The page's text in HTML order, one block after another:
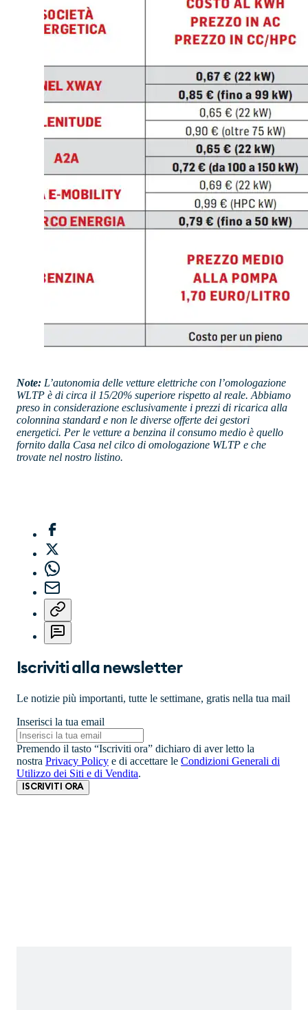
Note: L’autonomia delle vetture elettriche con l’omologazione
WLTP è di circa il 15/20% superiore rispetto al reale. Abbiamo
preso in considerazione esclusivamente i prezzi di ricarica alla
colonnina standard e non le diverse offerte dei gestori
energetici. Per le vetture a benzina il consumo medio è quello
fornito dalla Casa nel cilco di omologazione WLTP e che
trovate nel nostro listino.
Iscriviti alla newsletter
Le notizie più importanti, tutte le settimane, gratis nella tua mail
Inserisci la tua email
Premendo il tasto “Iscriviti ora” dichiaro di aver letto la
nostra Privacy Policy e di accettare le Condizioni Generali di
Utilizzo dei Siti e di Vendita.
ISCRIVITI ORA